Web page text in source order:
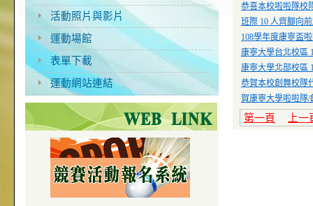
活動照片與影片
運動場館
表單下載
運動網站連結
恭喜本校啦啦隊校
班際 10 人齊腳向
108學年度康寧盃
康寧大學台北校區
康寧大學北部校區
恭賀本校創舞校隊
賀康寧大學啦啦隊/
第一頁 上一